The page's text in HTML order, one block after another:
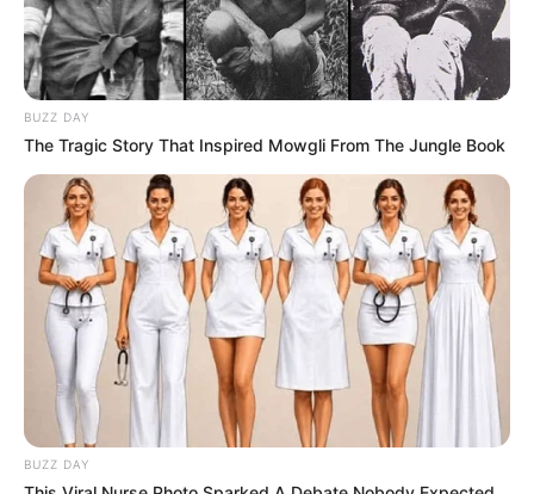
BUZZ DAY
The Tragic Story That Inspired Mowgli From The Jungle Book
BUZZ DAY